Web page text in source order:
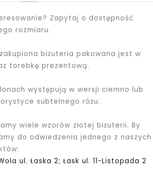
Zapytaj o dostępność
rozmiaru.
biżuteria pakowana jest w
torebkę prezentową.
występują w wersji ciemno lub
subtelnego różu.
wiele wzorów złotej biżuterii. By
do odwiedzenia jednego z naszych
ul. Łaska 2; Łask ul. 11-Listopada 2